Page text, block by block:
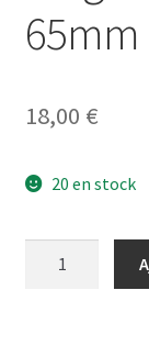
65mm
18,00 €
20 en stock